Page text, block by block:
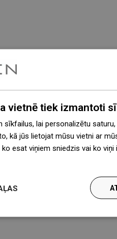
vietnē tiek izmantoti
sīkfailus, lai personalizētu
kā jūs lietojat mūsu vietni ar
esat viņiem sniedzis vai ko